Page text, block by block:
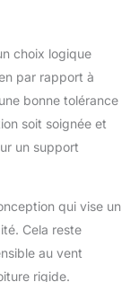
aux
un jeu
choix logique
par rapport à
bonne tolérance
soit soignée et
un support
qui vise un
Cela reste
au vent
rigide.